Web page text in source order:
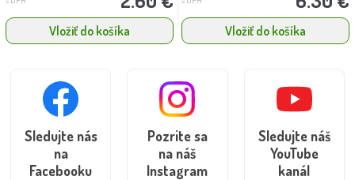
Vložiť do košíka Vložiť do košíka
Sledujte nás
na
Facebooku
Pozrite sa
na náš
Instagram
Sledujte náš
YouTube
kanál